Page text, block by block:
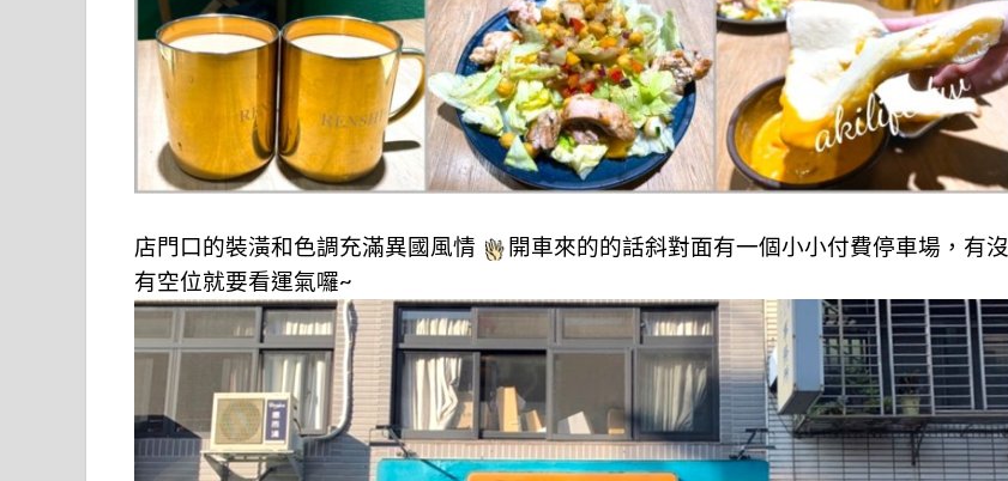
店門口的裝潢和色調充滿異國風情
開車來的的話斜對面有一個小小付費停車場，有沒
有空位就要看運氣囉~